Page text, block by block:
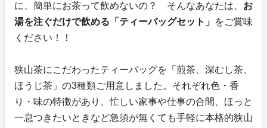
に、簡単にお茶って飲めないの？ そんなあなたは、 お
湯を注ぐだけで飲める「ティーバッグセット」 をご賞味
ください！！
狭山茶にこだわったティーバッグを「煎茶、深むし茶、
ほうじ茶」の3種類ご用意しました。それぞれ色・香
り・味の特徴があり、忙しい家事や仕事の合間、ほっと
一息つきたいときなど急須が無くても手軽に本格的狭山